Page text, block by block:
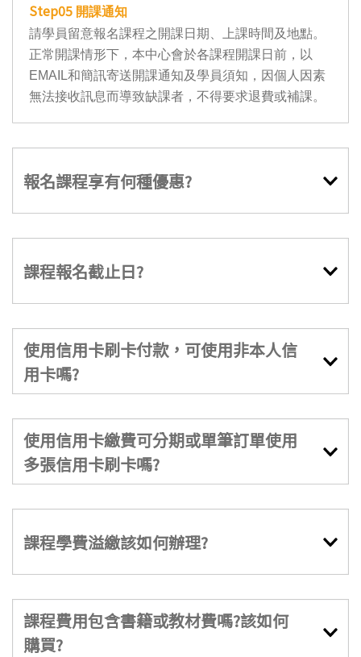
Step05 開課通知
請學員留意報名課程之開課日期、上課時間及地點。
正常開課情形下，本中心會於各課程開課日前，以
EMAIL和簡訊寄送開課通知及學員須知，因個人因素
無法接收訊息而導致缺課者，不得要求退費或補課。
報名課程享有何種優惠?
課程報名截止日?
使用信用卡刷卡付款，可使用非本人信
用卡嗎?
使用信用卡繳費可分期或單筆訂單使用
多張信用卡刷卡嗎?
課程學費溢繳該如何辦理?
課程費用包含書籍或教材費嗎?該如何
購買?